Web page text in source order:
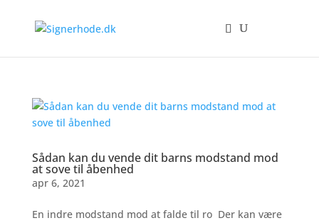
Sådan kan du vende dit barns modstand mod
at sove til åbenhed
apr 6, 2021
En indre modstand mod at falde til ro Der kan være